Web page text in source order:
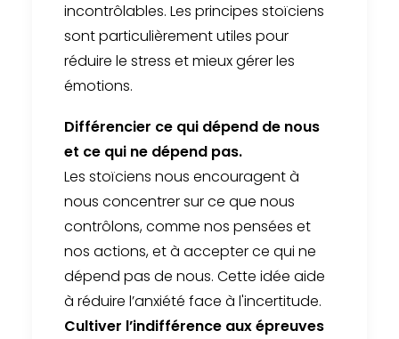
incontrôlables. Les principes stoïciens
sont particulièrement utiles pour
réduire le stress et mieux gérer les
émotions.
Différencier ce qui dépend de nous
et ce qui ne dépend pas.
Les stoïciens nous encouragent à
nous concentrer sur ce que nous
contrôlons, comme nos pensées et
nos actions, et à accepter ce qui ne
dépend pas de nous. Cette idée aide
à réduire l’anxiété face à l'incertitude.
Cultiver l’indifférence aux épreuves